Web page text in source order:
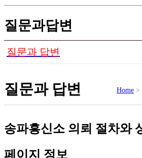
질문과답변
질문과 답변
질문과 답변 Home >
송파흥신소 의뢰 절차와
페이지 정보